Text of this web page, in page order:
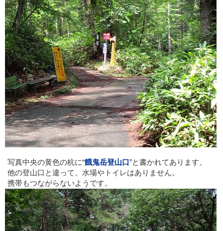
写真中央の黄色の杭に“餓鬼岳登山口”と書かれてあります。
他の登山口と違って、水場やトイレはありません。
携帯もつながらないようです。